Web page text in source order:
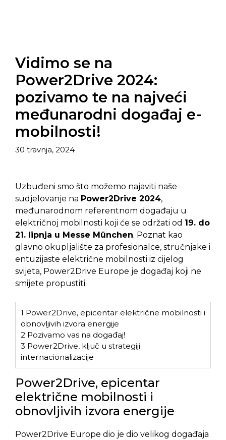
Vidimo se na
Power2Drive 2024:
pozivamo te na najveći
međunarodni događaj e-
mobilnosti!
30 travnja, 2024
Uzbuđeni smo što možemo najaviti naše
sudjelovanje na Power2Drive 2024,
međunarodnom referentnom događaju u
električnoj mobilnosti koji će se održati od 19. do
21. lipnja u Messe München. Poznat kao
glavno okupljalište za profesionalce, stručnjake i
entuzijaste električne mobilnosti iz cijelog
svijeta, Power2Drive Europe je događaj koji ne
smijete propustiti.
1 Power2Drive, epicentar električne mobilnosti i
obnovljivih izvora energije
2 Pozivamo vas na događaj!
3 Power2Drive, ključ u strategiji
internacionalizacije
Power2Drive, epicentar
električne mobilnosti i
obnovljivih izvora energije
Power2Drive Europe dio je dio velikog događaja